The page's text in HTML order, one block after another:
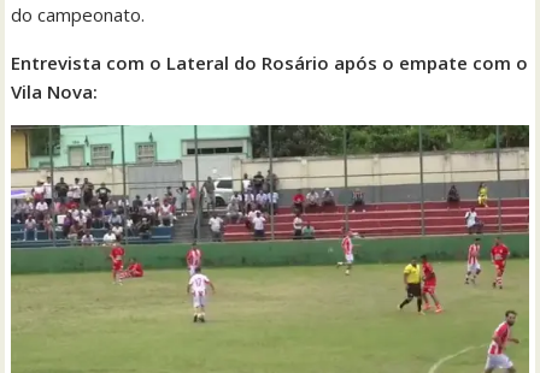
do campeonato.
Entrevista com o Lateral do Rosário após o empate com o
Vila Nova: